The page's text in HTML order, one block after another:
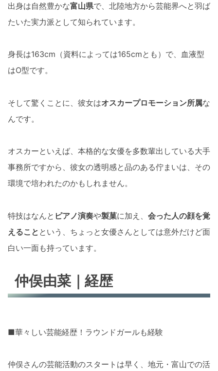
出身は自然豊かな富山県で、北陸地方から芸能界へと羽ば
たいた実力派として知られています。
身長は163cm（資料によっては165cmとも）で、血液型
はO型です。
そして驚くことに、彼女はオスカープロモーション所属な
んです。
オスカーといえば、本格的な女優を多数輩出している大手
事務所ですから、彼女の透明感と品のある佇まいは、その
環境で培われたのかもしれません。
特技はなんと ピアノ演奏や製菓に加え、 会った人の顔を覚
えること という、ちょっと女優さんとしては意外だけど面
白い一面も持っています。
仲俣由菜｜経歴
■華々しい芸能経歴！ラウンドガールも経験
仲俣さんの芸能活動のスタートは早く、地元・富山での活